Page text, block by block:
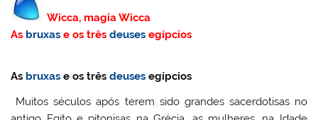
Wicca, magia Wicca
As bruxas e os trêsdeuses egípcios
As bruxas e os trêsdeuses egípcios
Muitos séculos após terem sido grandes sacerdotisas no